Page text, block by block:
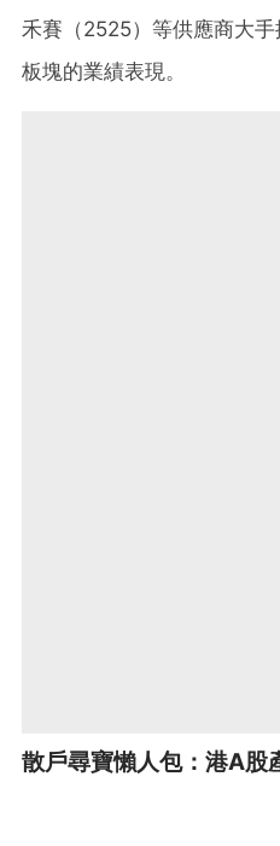
禾賽（2525）等供應商大
板塊的業績表現。
散戶尋寶懶人包：港A股